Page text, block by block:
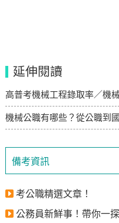
備考資訊
考公職精選文章！
公務員新鮮事！帶你一
延伸閱讀
高普考機械工程錄取率／機
機械公職有哪些？從公職到